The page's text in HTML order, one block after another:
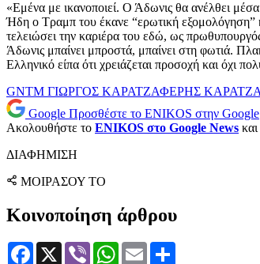
«Εμένα με ικανοποιεί. Ο Άδωνις θα ανέλθει
Ήδη ο Τραμπ του έκανε “ερωτική εξομολόγηση”
τελειώσει την καριέρα του εδώ, ως
Άδωνις μπαίνει μπροστά, μπαίνει στη φωτιά.
Ελληνικό είπα ότι χρειάζεται προσοχή και όχι
GNTM ΓΙΩΡΓΟΣ ΚΑΡΑΤΖΑΦΕΡΗΣ
Google Προσθέστε το ENIKOS στην Google
Ακολουθήστε το ENIKOS στο Google News
ΔΙΑΦΗΜΙΣΗ
ΜΟΙΡΑΣΟΥ ΤΟ
Κοινοποίηση άρθρου
Facebook
X Viber WhatsApp
Email